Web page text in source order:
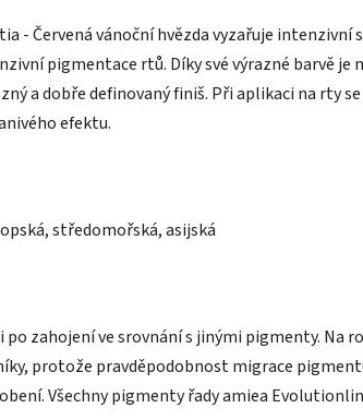
- Červená vánoční hvězda vyzařuje intenzivní
pigmentace rtů. Díky své výrazné barvě je
a dobře definovaný finiš. Při aplikaci na rty
efektu.
středomořská, asijská
zahojení ve srovnání s jinými pigmenty. Na
protože pravděpodobnost migrace
Všechny pigmenty řady amiea